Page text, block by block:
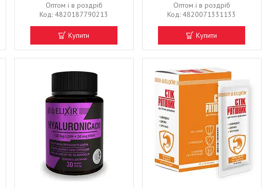
Оптом і в роздріб
4820187790213
Купити
Оптом і в роздріб
4820071331133
Купити